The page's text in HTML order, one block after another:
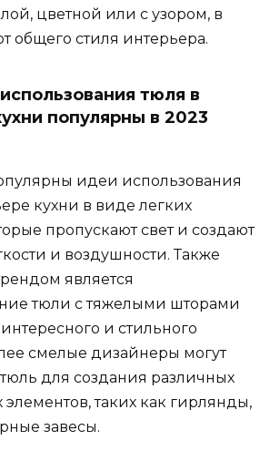
цветной или с узором, в
общего стиля интерьера.
тюля в
популярны в 2023
идеи использования
кухни в виде легких
пропускают свет и создают
и воздушности. Также
является
тюли с тяжелыми шторами
и стильного
смелые дизайнеры могут
для создания различных
таких как гирлянды,
завесы.